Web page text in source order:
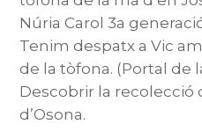
Núria Carol 3a
Tenim despatx a Vic
de la tòfona. (Portal de
Descobrir la recolecció
d’Osona.